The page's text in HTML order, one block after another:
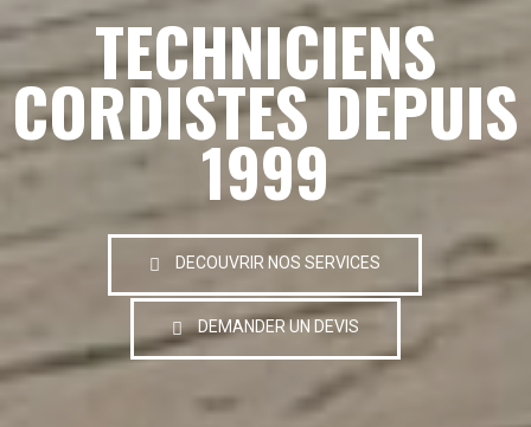
TECHNICIENS
CORDISTES DEPUIS
1999
DECOUVRIR NOS SERVICES
DEMANDER UN DEVIS